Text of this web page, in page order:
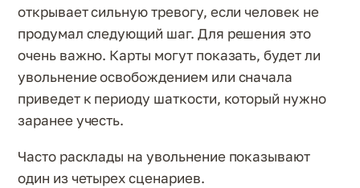
открывает сильную тревогу, если человек не
продумал следующий шаг. Для решения это
очень важно. Карты могут показать, будет ли
увольнение освобождением или сначала
приведет к периоду шаткости, который нужно
заранее учесть.
Часто расклады на увольнение показывают
один из четырех сценариев.